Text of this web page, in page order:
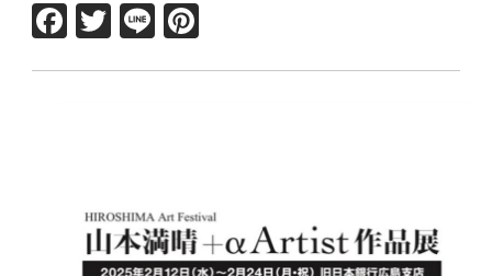
Facebook
Twitter
Line